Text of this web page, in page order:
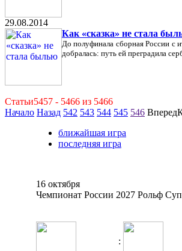
29.08.2014
Как «сказка» не стала
До полуфинала сборная России с
добралась: путь ей преградила
Статьи5457 - 5466 из 5466
Начало Назад 542 543 544 545 546
ближайшая игра
последняя игра
16 октября
Чемпионат России 2027 Рольф
: